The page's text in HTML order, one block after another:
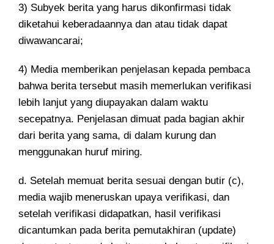
3) Subyek berita yang harus dikonfirmasi tidak
diketahui keberadaannya dan atau tidak dapat
diwawancarai;
4) Media memberikan penjelasan kepada pembaca
bahwa berita tersebut masih memerlukan verifikasi
lebih lanjut yang diupayakan dalam waktu
secepatnya. Penjelasan dimuat pada bagian akhir
dari berita yang sama, di dalam kurung dan
menggunakan huruf miring.
d. Setelah memuat berita sesuai dengan butir (c),
media wajib meneruskan upaya verifikasi, dan
setelah verifikasi didapatkan, hasil verifikasi
dicantumkan pada berita pemutakhiran (update)